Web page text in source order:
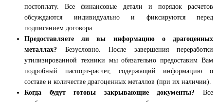
постоплату. Все финансовые детали и порядок расчетов
обсуждаются индивидуально и фиксируются перед
подписанием договора.
Предоставляете ли вы информацию о драгоценных
металлах? Безусловно. После завершения переработки
утилизированной техники мы обязательно предоставим Вам
подробный паспорт-расчет, содержащий информацию о
составе и количестве драгоценных металлов (при их наличии).
Когда будут готовы закрывающие документы? Все